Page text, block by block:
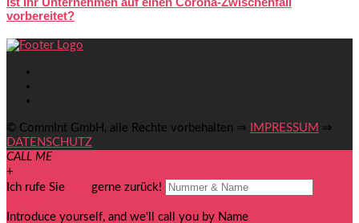
vorbereitet?
© CommInt GmbH, alle Rechte vorbehalten ⇒ IMPRESSUM ⇒
DATENSCHUTZ
CALL ME
+
Ich rufe Sie
gerne zurück!
Introduce yourself, and we'll call you by Name